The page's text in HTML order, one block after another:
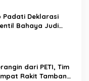
Padati Deklarasi
Bahaya Judi
dari PETI, Tim
Rakit Tambang